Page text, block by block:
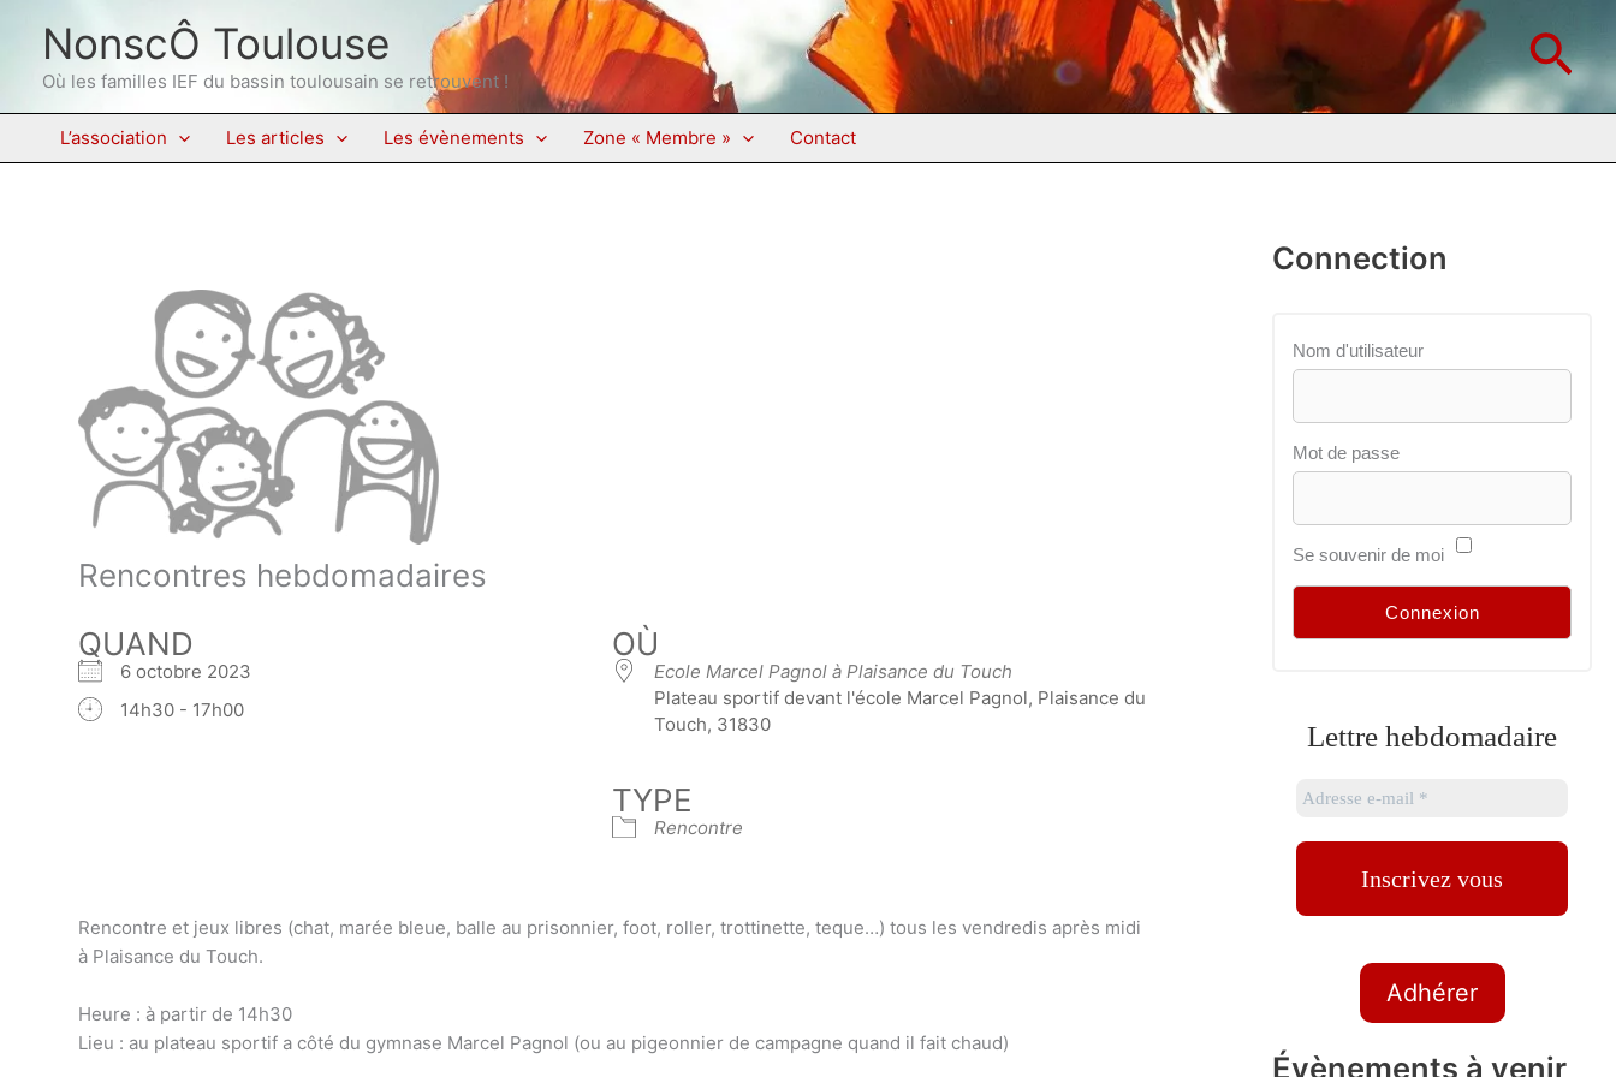
contenu
NonscÔ Toulouse
Où les familles IEF du bassin toulousain se retrouvent !
L’association Les articles Les évènements Zone « Membre » Contact
Rencontres hebdomadaires
QUAND
6 octobre 2023
14h30 - 17h00
OÙ
Ecole Marcel Pagnol à Plaisance du Touch
Plateau sportif devant l'école Marcel Pagnol, Plaisance du
Touch, 31830
TYPE
Rencontre
Rencontre et jeux libres (chat, marée bleue, balle au prisonnier, foot, roller, trottinette, teque…) tous les vendredis après midi
à Plaisance du Touch.
Heure : à partir de 14h30
Lieu : au plateau sportif a côté du gymnase Marcel Pagnol (ou au pigeonnier de campagne quand il fait chaud)
Connection
Nom d'utilisateur
Mot de passe
Se souvenir de moi
Lettre hebdomadaire
Adhérer
Évènements à venir